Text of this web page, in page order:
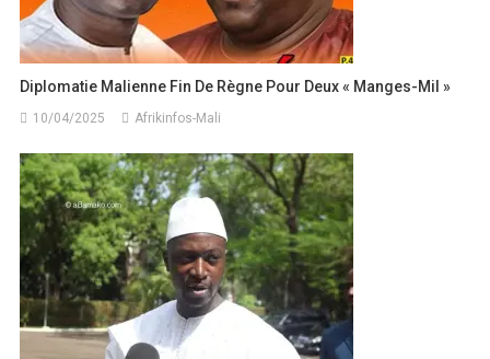
Diplomatie Malienne Fin De Règne Pour Deux « Manges-Mil »
10/04/2025 Afrikinfos-Mali